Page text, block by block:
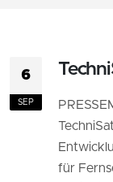
6
SEP
für